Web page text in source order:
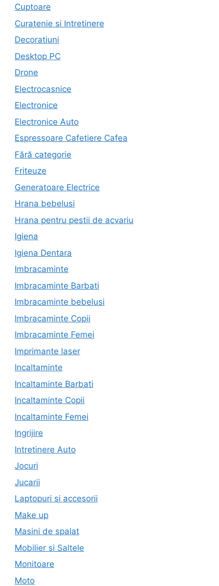
Cuptoare
Curatenie si Intretinere
Decoratiuni
Desktop PC
Drone
Electrocasnice
Electronice
Electronice Auto
Espressoare Cafetiere Cafea
Fără categorie
Friteuze
Generatoare Electrice
Hrana bebelusi
Hrana pentru pestii de acvariu
Igiena
Igiena Dentara
Imbracaminte
Imbracaminte Barbati
Imbracaminte bebelusi
Imbracaminte Copii
Imbracaminte Femei
Imprimante laser
Incaltaminte
Incaltaminte Barbati
Incaltaminte Copii
Incaltaminte Femei
Ingrijire
Intretinere Auto
Jocuri
Jucarii
Laptopuri si accesorii
Make up
Masini de spalat
Mobilier si Saltele
Monitoare
Moto